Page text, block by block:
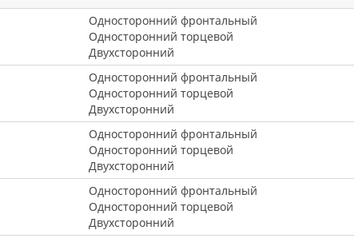
Односторонний фронтальный
Односторонний торцевой
Двухсторонний
Односторонний фронтальный
Односторонний торцевой
Двухсторонний
Односторонний фронтальный
Односторонний торцевой
Двухсторонний
Односторонний фронтальный
Односторонний торцевой
Двухсторонний